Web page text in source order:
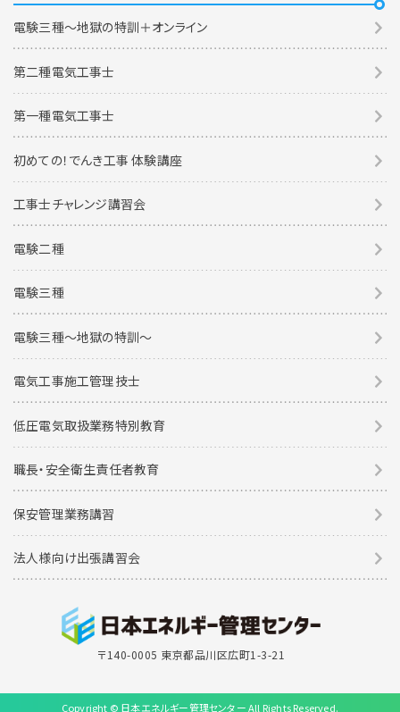
電験三種～地獄の特訓＋オンライン
第二種電気工事士
第一種電気工事士
初めての！でんき工事 体験講座
工事士チャレンジ講習会
電験二種
電験三種
電験三種〜地獄の特訓〜
電気工事施工管理技士
低圧電気取扱業務特別教育
職長・安全衛生責任者教育
保安管理業務講習
法人様向け出張講習会
〒140-0005 東京都品川区広町1-3-21
Copyright © 日本エネルギー管理センター All Rights Reserved.